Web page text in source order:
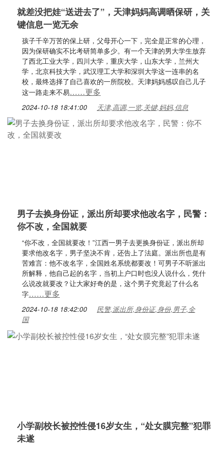
就差没把娃“送进去了”，天津妈妈高调晒保研，关
键信息一览无余
孩子千辛万苦的保上研，父母开心一下，完全是正常的心理，
因为保研确实不比考研简单多少。有一个天津的男大学生放弃
了西北工业大学，四川大学，重庆大学，山东大学，兰州大
学，北京科技大学，武汉理工大学和深圳大学这一连串的名
校，最终选择了自己喜欢的一所院校。天津妈妈感叹自己儿子
这一路走来不易……更多
2024-10-18 18:41:00 天津,高调,一览,关键,妈妈,信息
男子去换身份证，派出所却要求他改名字，民警：
你不改，全国就要
“你不改，全国就要改！”江西一男子去更换身份证，派出所却
要求他改名字，男子坚决不肯，还告上了法庭。派出所也是有
苦难言：他不改名字，全国姓名系统都要改！可男子不听派出
所解释，他自己起的名字，当初上户口时也没人说什么，凭什
么说改就要改？让大家好奇的是，这个男子究竟起了什么名
字……更多
2024-10-18 18:42:00
民警,派出所,身份证,身份,男子,全
国
小学副校长被控性侵16岁女生，“处女膜完整”犯罪
未遂